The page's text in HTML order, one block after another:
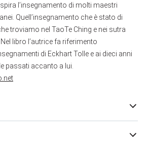
l’insegnamento di molti maestri
Quell’insegnamento che è stato di
troviamo nel TaoTe Ching e nei sutra
libro l’autrice fa riferimento
di Eckhart Tolle e ai dieci anni
passati accanto a lui.